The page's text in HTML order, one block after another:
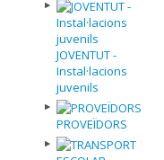
JOVENTUT -
Instal·lacions
juvenils
PROVEÏDORS